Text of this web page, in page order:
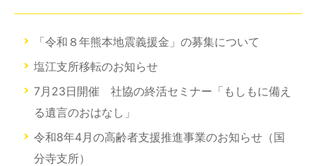
「令和８年熊本地震義援金」の募集について
塩江支所移転のお知らせ
7月23日開催 社協の終活セミナー「もしもに備え
る遺言のおはなし」
令和8年4月の高齢者支援推進事業のお知らせ（国
分寺支所）